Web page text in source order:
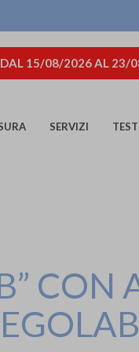
DAL 15/08/2026 AL 23/
SERVIZI